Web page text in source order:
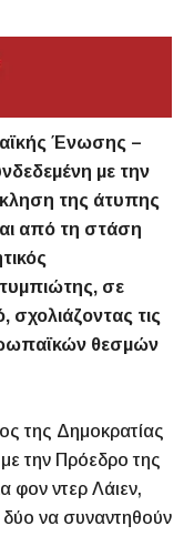
Ένωσης –
με την
της άτυπης
από τη στάση
σε
τις
θεσμών
της Δημοκρατίας
με την Πρόεδρο της
φον ντερ Λάιεν,
δύο να συναντηθούν